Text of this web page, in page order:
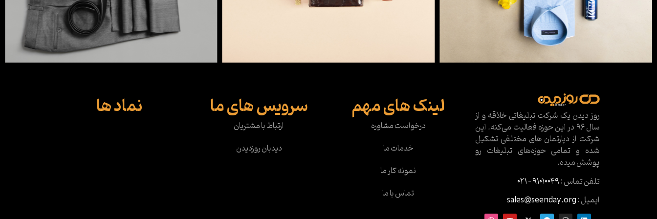
روز دیدن یک شرکت تبلیغاتی خلاقه و از
سال ۹۶ در این حوزه فعالیت می‌کنه. این
شرکت از دپارتمان های مختلفی تشکیل
شده و تمامی حوزه‌های تبلیغات رو
پوشش میده.
تلفن تماس :۹۱۰۱۰۰۴۹ – ۰۲۱
ایمیل :sales@seenday.org
لینک های مهم
درخواست مشاوره
خدمات ما
نمونه کار ما
تماس با ما
سرویس های ما
ارتباط با مشتریان
دیدبان روزدیدن
نماد ها